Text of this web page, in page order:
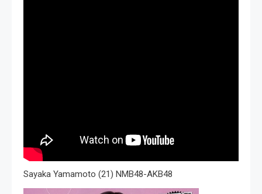
Sayaka Yamamoto (21) NMB48-AKB48